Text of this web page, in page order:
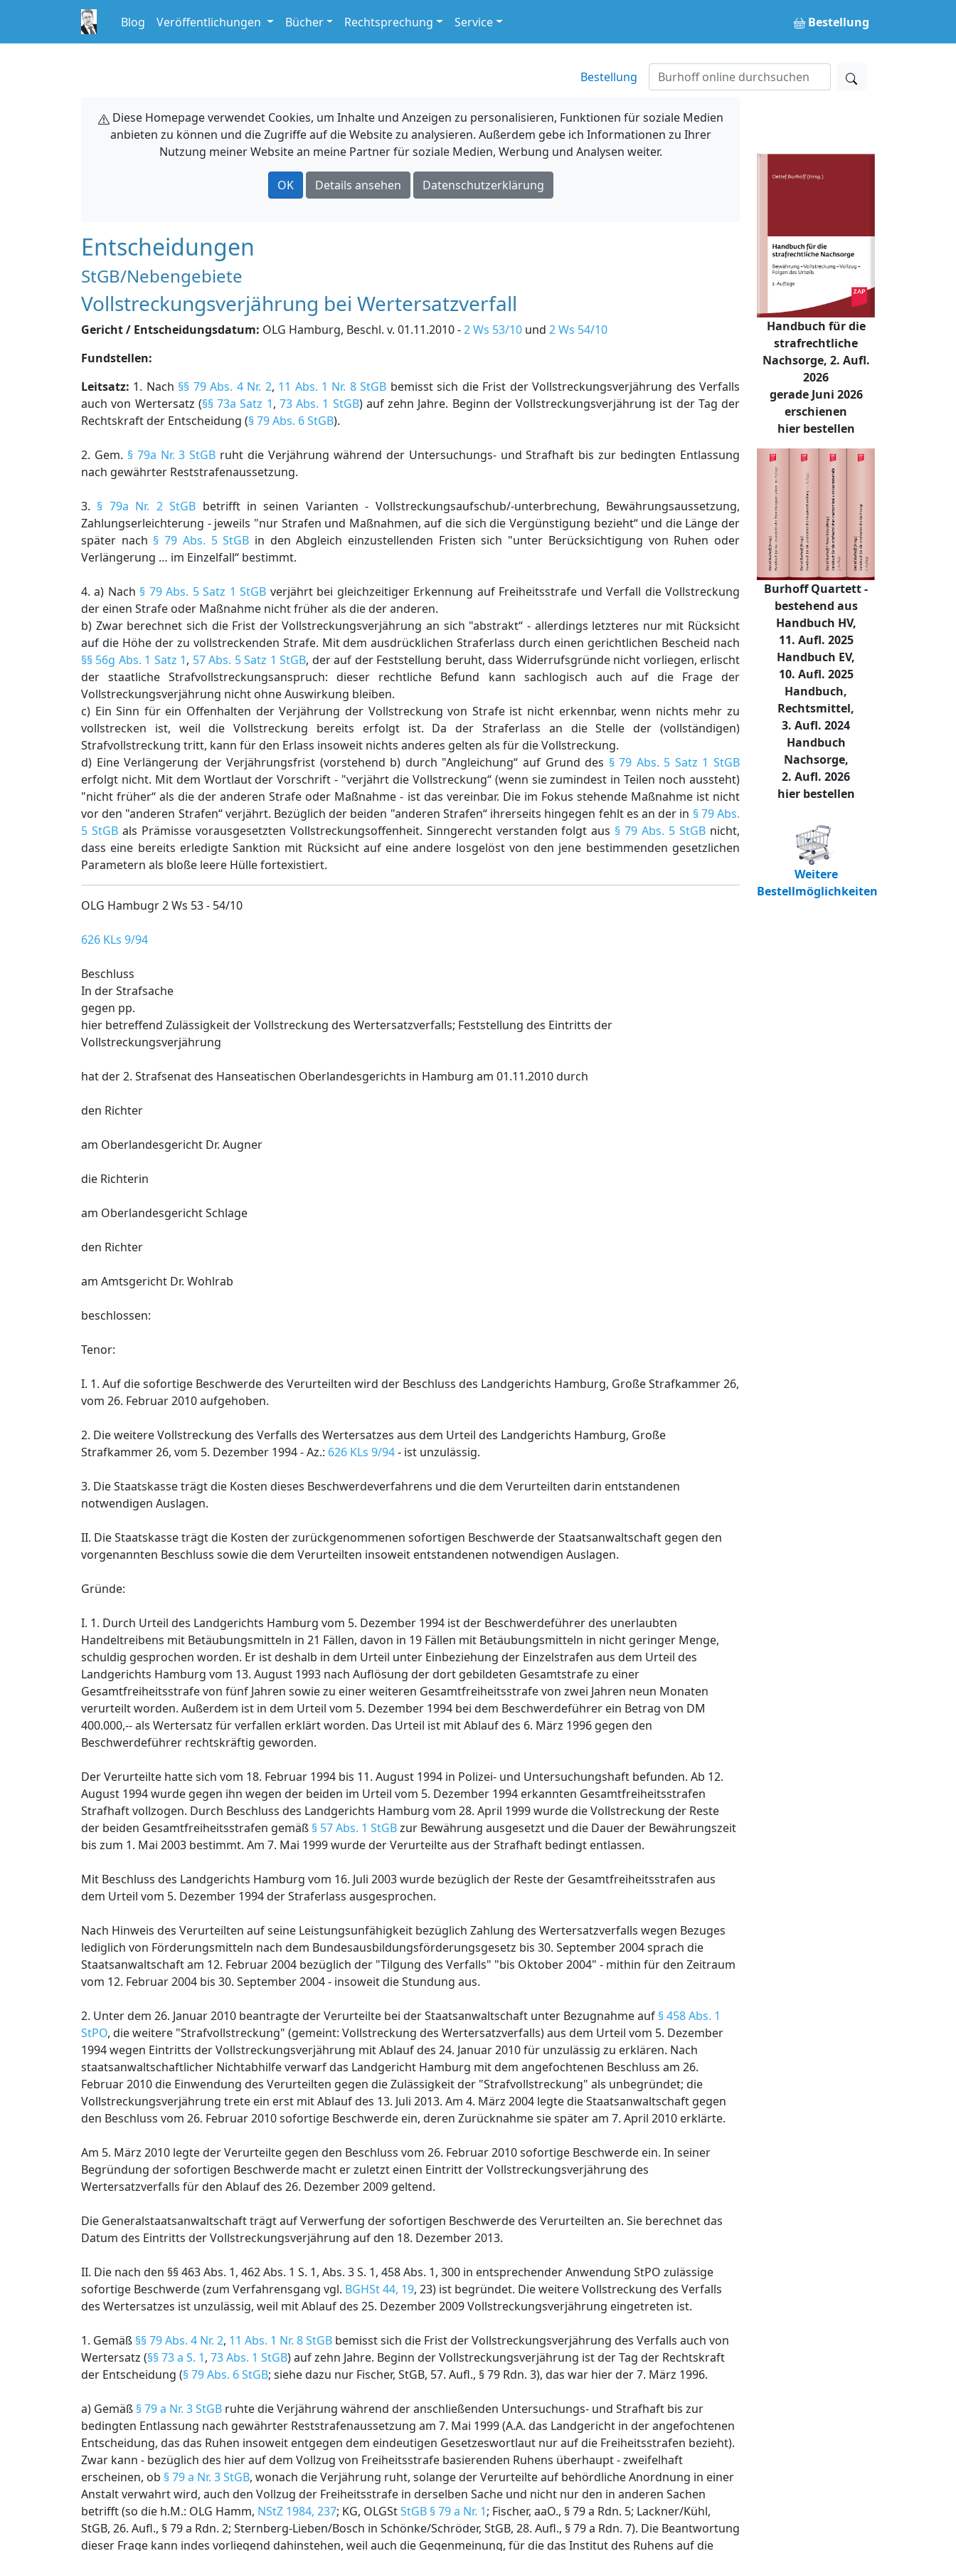
Blog Veröffentlichungen Bücher Rechtsprechung Service Bestellung
Bestellung
Diese Homepage verwendet Cookies, um Inhalte und Anzeigen zu personalisieren, Funktionen für soziale Medien
anbieten zu können und die Zugriffe auf die Website zu analysieren. Außerdem gebe ich Informationen zu Ihrer
Nutzung meiner Website an meine Partner für soziale Medien, Werbung und Analysen weiter.
OK Details ansehen Datenschutzerklärung
Entscheidungen
StGB/Nebengebiete
Vollstreckungsverjährung bei Wertersatzverfall
Gericht / Entscheidungsdatum: OLG Hamburg, Beschl. v. 01.11.2010 -2 Ws 53/10 und 2 Ws 54/10
Fundstellen:
Leitsatz: 1. Nach §§ 79 Abs. 4 Nr. 2, 11 Abs. 1 Nr. 8 StGB bemisst sich die Frist der Vollstreckungsverjährung des Verfalls
auch von Wertersatz (§§ 73a Satz 1, 73 Abs. 1 StGB) auf zehn Jahre. Beginn der Vollstreckungsverjährung ist der Tag der
Rechtskraft der Entscheidung (§ 79 Abs. 6 StGB).
2. Gem. § 79a Nr. 3 StGB ruht die Verjährung während der Untersuchungs- und Strafhaft bis zur bedingten Entlassung
nach gewährter Reststrafenaussetzung.
3. § 79a Nr. 2 StGB betrifft in seinen Varianten - Vollstreckungsaufschub/-unterbrechung, Bewährungsaussetzung,
Zahlungserleichterung - jeweils "nur Strafen und Maßnahmen, auf die sich die Vergünstigung bezieht“ und die Länge der
später nach § 79 Abs. 5 StGB in den Abgleich einzustellenden Fristen sich "unter Berücksichtigung von Ruhen oder
Verlängerung … im Einzelfall“ bestimmt.
4. a) Nach § 79 Abs. 5 Satz 1 StGB verjährt bei gleichzeitiger Erkennung auf Freiheitsstrafe und Verfall die Vollstreckung
der einen Strafe oder Maßnahme nicht früher als die der anderen.
b) Zwar berechnet sich die Frist der Vollstreckungsverjährung an sich "abstrakt“ - allerdings letzteres nur mit Rücksicht
auf die Höhe der zu vollstreckenden Strafe. Mit dem ausdrücklichen Straferlass durch einen gerichtlichen Bescheid nach
§§ 56g Abs. 1 Satz 1, 57 Abs. 5 Satz 1 StGB, der auf der Feststellung beruht, dass Widerrufsgründe nicht vorliegen, erlischt
der staatliche Strafvollstreckungsanspruch: dieser rechtliche Befund kann sachlogisch auch auf die Frage der
Vollstreckungsverjährung nicht ohne Auswirkung bleiben.
c) Ein Sinn für ein Offenhalten der Verjährung der Vollstreckung von Strafe ist nicht erkennbar, wenn nichts mehr zu
vollstrecken ist, weil die Vollstreckung bereits erfolgt ist. Da der Straferlass an die Stelle der (vollständigen)
Strafvollstreckung tritt, kann für den Erlass insoweit nichts anderes gelten als für die Vollstreckung.
d) Eine Verlängerung der Verjährungsfrist (vorstehend b) durch "Angleichung“ auf Grund des § 79 Abs. 5 Satz 1 StGB
erfolgt nicht. Mit dem Wortlaut der Vorschrift - "verjährt die Vollstreckung“ (wenn sie zumindest in Teilen noch aussteht)
"nicht früher“ als die der anderen Strafe oder Maßnahme - ist das vereinbar. Die im Fokus stehende Maßnahme ist nicht
vor den "anderen Strafen“ verjährt. Bezüglich der beiden "anderen Strafen“ ihrerseits hingegen fehlt es an der in § 79 Abs.
5 StGBals Prämisse vorausgesetzten Vollstreckungsoffenheit. Sinngerecht verstanden folgt aus § 79 Abs. 5 StGB nicht,
dass eine bereits erledigte Sanktion mit Rücksicht auf eine andere losgelöst von den jene bestimmenden gesetzlichen
Parametern als bloße leere Hülle fortexistiert.
OLG Hambugr 2 Ws 53 - 54/10
626 KLs 9/94
Beschluss
In der Strafsache
gegen pp.
hier betreffend Zulässigkeit der Vollstreckung des Wertersatzverfalls; Feststellung des Eintritts der
Vollstreckungsverjährung
hat der 2. Strafsenat des Hanseatischen Oberlandesgerichts in Hamburg am 01.11.2010 durch
den Richter
am Oberlandesgericht Dr. Augner
die Richterin
am Oberlandesgericht Schlage
den Richter
am Amtsgericht Dr. Wohlrab
beschlossen:
Tenor:
I. 1. Auf die sofortige Beschwerde des Verurteilten wird der Beschluss des Landgerichts Hamburg, Große Strafkammer 26,
vom 26. Februar 2010 aufgehoben.
2. Die weitere Vollstreckung des Verfalls des Wertersatzes aus dem Urteil des Landgerichts Hamburg, Große
Strafkammer 26, vom 5. Dezember 1994 - Az.: 626 KLs 9/94- ist unzulässig.
3. Die Staatskasse trägt die Kosten dieses Beschwerdeverfahrens und die dem Verurteilten darin entstandenen
notwendigen Auslagen.
II. Die Staatskasse trägt die Kosten der zurückgenommenen sofortigen Beschwerde der Staatsanwaltschaft gegen den
vorgenannten Beschluss sowie die dem Verurteilten insoweit entstandenen notwendigen Auslagen.
Gründe:
I. 1. Durch Urteil des Landgerichts Hamburg vom 5. Dezember 1994 ist der Beschwerdeführer des unerlaubten
Handeltreibens mit Betäubungsmitteln in 21 Fällen, davon in 19 Fällen mit Betäubungsmitteln in nicht geringer Menge,
schuldig gesprochen worden. Er ist deshalb in dem Urteil unter Einbeziehung der Einzelstrafen aus dem Urteil des
Landgerichts Hamburg vom 13. August 1993 nach Auflösung der dort gebildeten Gesamtstrafe zu einer
Gesamtfreiheitsstrafe von fünf Jahren sowie zu einer weiteren Gesamtfreiheitsstrafe von zwei Jahren neun Monaten
verurteilt worden. Außerdem ist in dem Urteil vom 5. Dezember 1994 bei dem Beschwerdeführer ein Betrag von DM
400.000,-- als Wertersatz für verfallen erklärt worden. Das Urteil ist mit Ablauf des 6. März 1996 gegen den
Beschwerdeführer rechtskräftig geworden.
Der Verurteilte hatte sich vom 18. Februar 1994 bis 11. August 1994 in Polizei- und Untersuchungshaft befunden. Ab 12.
August 1994 wurde gegen ihn wegen der beiden im Urteil vom 5. Dezember 1994 erkannten Gesamtfreiheitsstrafen
Strafhaft vollzogen. Durch Beschluss des Landgerichts Hamburg vom 28. April 1999 wurde die Vollstreckung der Reste
der beiden Gesamtfreiheitsstrafen gemäß § 57 Abs. 1 StGBzur Bewährung ausgesetzt und die Dauer der Bewährungszeit
bis zum 1. Mai 2003 bestimmt. Am 7. Mai 1999 wurde der Verurteilte aus der Strafhaft bedingt entlassen.
Mit Beschluss des Landgerichts Hamburg vom 16. Juli 2003 wurde bezüglich der Reste der Gesamtfreiheitsstrafen aus
dem Urteil vom 5. Dezember 1994 der Straferlass ausgesprochen.
Nach Hinweis des Verurteilten auf seine Leistungsunfähigkeit bezüglich Zahlung des Wertersatzverfalls wegen Bezuges
lediglich von Förderungsmitteln nach dem Bundesausbildungsförderungsgesetz bis 30. September 2004 sprach die
Staatsanwaltschaft am 12. Februar 2004 bezüglich der "Tilgung des Verfalls" "bis Oktober 2004" - mithin für den Zeitraum
vom 12. Februar 2004 bis 30. September 2004 - insoweit die Stundung aus.
2. Unter dem 26. Januar 2010 beantragte der Verurteilte bei der Staatsanwaltschaft unter Bezugnahme auf § 458 Abs. 1
StPO, die weitere "Strafvollstreckung" (gemeint: Vollstreckung des Wertersatzverfalls) aus dem Urteil vom 5. Dezember
1994 wegen Eintritts der Vollstreckungsverjährung mit Ablauf des 24. Januar 2010 für unzulässig zu erklären. Nach
staatsanwaltschaftlicher Nichtabhilfe verwarf das Landgericht Hamburg mit dem angefochtenen Beschluss am 26.
Februar 2010 die Einwendung des Verurteilten gegen die Zulässigkeit der "Strafvollstreckung" als unbegründet; die
Vollstreckungsverjährung trete ein erst mit Ablauf des 13. Juli 2013. Am 4. März 2004 legte die Staatsanwaltschaft gegen
den Beschluss vom 26. Februar 2010 sofortige Beschwerde ein, deren Zurücknahme sie später am 7. April 2010 erklärte.
Am 5. März 2010 legte der Verurteilte gegen den Beschluss vom 26. Februar 2010 sofortige Beschwerde ein. In seiner
Begründung der sofortigen Beschwerde macht er zuletzt einen Eintritt der Vollstreckungsverjährung des
Wertersatzverfalls für den Ablauf des 26. Dezember 2009 geltend.
Die Generalstaatsanwaltschaft trägt auf Verwerfung der sofortigen Beschwerde des Verurteilten an. Sie berechnet das
Datum des Eintritts der Vollstreckungsverjährung auf den 18. Dezember 2013.
II. Die nach den §§ 463 Abs. 1, 462 Abs. 1 S. 1, Abs. 3 S. 1, 458 Abs. 1, 300 in entsprechender Anwendung StPO zulässige
sofortige Beschwerde (zum Verfahrensgang vgl. BGHSt 44, 19, 23) ist begründet. Die weitere Vollstreckung des Verfalls
des Wertersatzes ist unzulässig, weil mit Ablauf des 25. Dezember 2009 Vollstreckungsverjährung eingetreten ist.
1. Gemäß §§ 79 Abs. 4 Nr. 2, 11 Abs. 1 Nr. 8 StGB bemisst sich die Frist der Vollstreckungsverjährung des Verfalls auch von
Wertersatz (§§ 73 a S. 1, 73 Abs. 1 StGB) auf zehn Jahre. Beginn der Vollstreckungsverjährung ist der Tag der Rechtskraft
der Entscheidung (§ 79 Abs. 6 StGB; siehe dazu nur Fischer, StGB, 57. Aufl., § 79 Rdn. 3), das war hier der 7. März 1996.
a) Gemäß § 79 a Nr. 3 StGB ruhte die Verjährung während der anschließenden Untersuchungs- und Strafhaft bis zur
bedingten Entlassung nach gewährter Reststrafenaussetzung am 7. Mai 1999 (A.A. das Landgericht in der angefochtenen
Entscheidung, das das Ruhen insoweit entgegen dem eindeutigen Gesetzeswortlaut nur auf die Freiheitsstrafen bezieht).
Zwar kann - bezüglich des hier auf dem Vollzug von Freiheitsstrafe basierenden Ruhens überhaupt - zweifelhaft
erscheinen, ob § 79 a Nr. 3 StGB, wonach die Verjährung ruht, solange der Verurteilte auf behördliche Anordnung in einer
Anstalt verwahrt wird, auch den Vollzug der Freiheitsstrafe in derselben Sache und nicht nur den in anderen Sachen
betrifft (so die h.M.: OLG Hamm, NStZ 1984, 237; KG, OLGStStGB § 79 a Nr. 1; Fischer, aaO., § 79 a Rdn. 5; Lackner/Kühl,
StGB, 26. Aufl., § 79 a Rdn. 2; Sternberg-Lieben/Bosch in Schönke/Schröder, StGB, 28. Aufl., § 79 a Rdn. 7). Die Beantwortung
dieser Frage kann indes vorliegend dahinstehen, weil auch die Gegenmeinung, für die das Institut des Ruhens auf die
Handbuch für die
strafrechtliche
Nachsorge, 2. Aufl.
2026
gerade Juni 2026
erschienen
hier bestellen
Burhoff Quartett -
bestehend aus
Handbuch HV,
11. Aufl. 2025
Handbuch EV,
10. Aufl. 2025
Handbuch,
Rechtsmittel,
3. Aufl. 2024
Handbuch
Nachsorge,
2. Aufl. 2026
hier bestellen
Weitere
Bestellmöglichkeiten